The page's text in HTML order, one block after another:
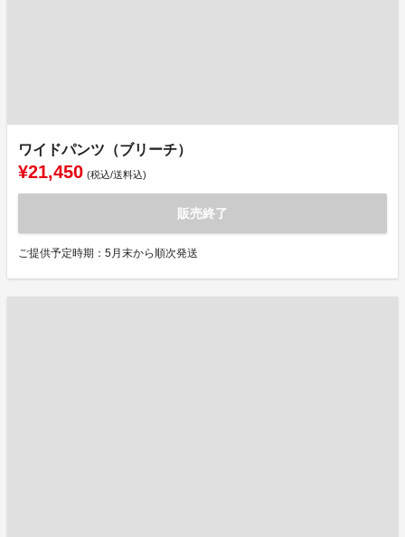
ワイドパンツ（ブリーチ）
¥21,450 (税込/送料込)
販売終了
ご提供予定時期：5月末から順次発送